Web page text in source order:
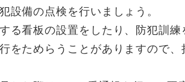
設備の点検を行いましょう。
る看板の設置をしたり、防犯訓練
をためらうことがありますので